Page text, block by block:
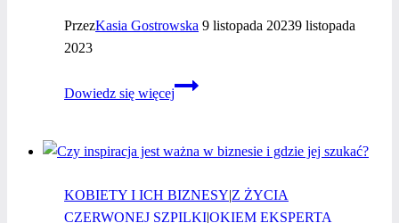
PrzezKasia Gostrowska 9 listopada 20239 listopada
2023
Dowiedz się więcej
Joanna
nagroda
„Jestem
kobietą
KOBIETY I ICH BIZNESY Z ŻYCIA
CZERWONEJ SZPILKIOKIEM EKSPERTA